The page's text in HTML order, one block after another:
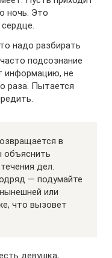
ночь. Это
надо разбирать
подсознание
информацию, не
раза. Пытается
в
объяснить
дел.
— подумайте
или
что вызовет
девушка,